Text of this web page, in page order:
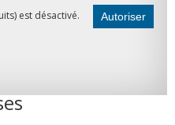
est désactivé. Autoriser